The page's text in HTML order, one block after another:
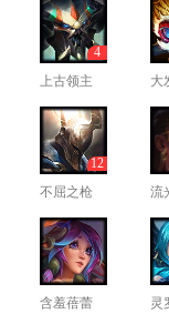
上古领主
4
大
不屈之枪
12
流
含羞蓓蕾 灵